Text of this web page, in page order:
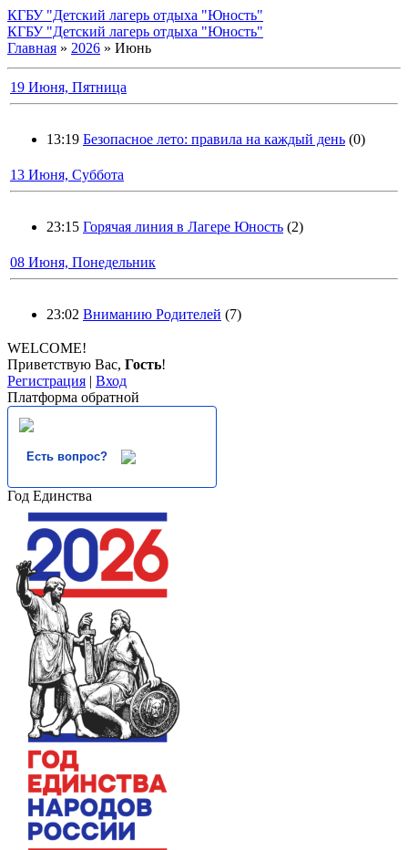
КГБУ "Детский лагерь отдыха "Юность"
КГБУ "Детский лагерь отдыха "Юность"
Главная » 2026 » Июнь
19 Июня, Пятница
13:19 Безопасное лето: правила на каждый день (0)
13 Июня, Суббота
23:15 Горячая линия в Лагере Юность (2)
08 Июня, Понедельник
23:02 Вниманию Родителей (7)
WELCOME!
Приветствую Вас, Гость!
Регистрация | Вход
Платформа обратной
Есть вопрос?
Год Единства